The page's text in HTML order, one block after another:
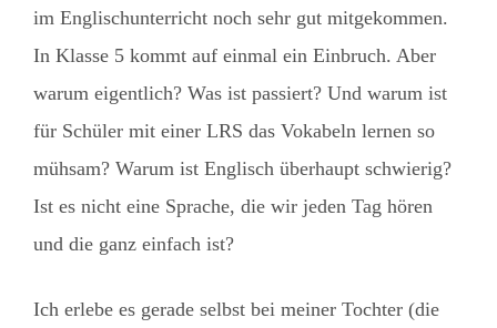
im Englischunterricht noch sehr gut mitgekommen.
In Klasse 5 kommt auf einmal ein Einbruch. Aber
warum eigentlich? Was ist passiert? Und warum ist
für Schüler mit einer LRS das Vokabeln lernen so
mühsam? Warum ist Englisch überhaupt schwierig?
Ist es nicht eine Sprache, die wir jeden Tag hören
und die ganz einfach ist?
Ich erlebe es gerade selbst bei meiner Tochter (die